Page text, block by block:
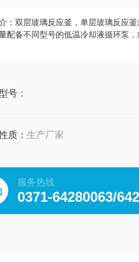
： 双层玻璃反应釜，单层玻璃反应
配备不同型号的低温冷却液循环泵
号：
质： 生产厂家
服务热线